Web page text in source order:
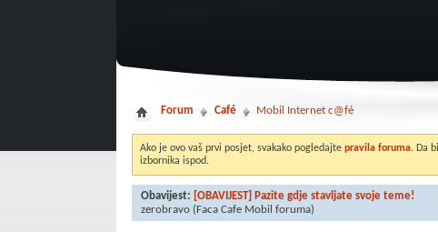
Forum Café Mobil Internet c@fé
Ako je ovo vaš prvi posjet, svakako pogledajte pravila foruma. Da
izbornika ispod.
Obavijest: [OBAVIJEST] Pazite gdje stavljate svoje teme!
zerobravo (Faca Cafe Mobil foruma)